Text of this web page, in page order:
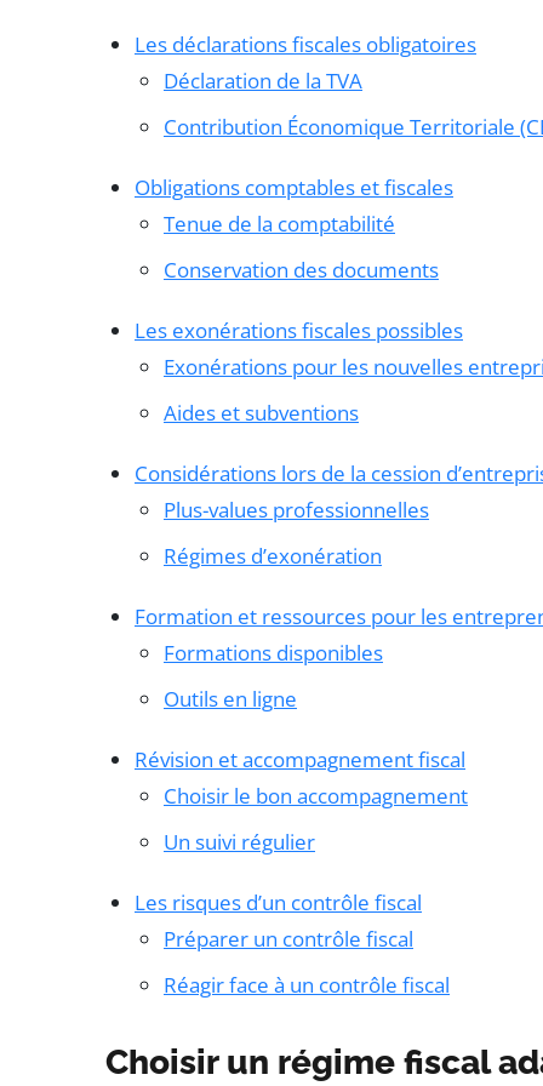
Les déclarations fiscales obligatoires
Déclaration de la TVA
Contribution Économique Territoriale
Obligations comptables et fiscales
Tenue de la comptabilité
Conservation des documents
Les exonérations fiscales possibles
Exonérations pour les nouvelles
Aides et subventions
Considérations lors de la cession
Plus-values professionnelles
Régimes d’exonération
Formation et ressources pour les
Formations disponibles
Outils en ligne
Révision et accompagnement fiscal
Choisir le bon accompagnement
Un suivi régulier
Les risques d’un contrôle fiscal
Préparer un contrôle fiscal
Réagir face à un contrôle fiscal
Choisir un régime fiscal